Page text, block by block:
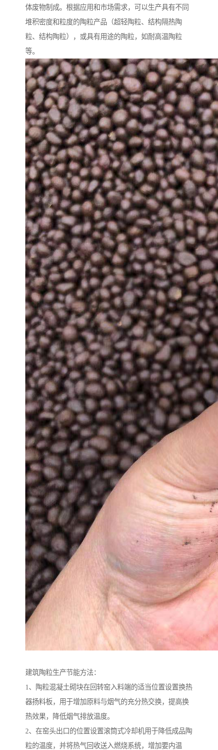
体废物制成。根据应用和市场需求，可以生产具有不同
堆积密度和粒度的陶粒产品（超轻陶粒、结构隔热陶
粒、结构陶粒），或具有用途的陶粒，如耐高温陶粒
等。
建筑陶粒生产节能方法：
1、陶粒混凝土砌块在回转窑入料端的适当位置设置换热
器扬料板，用于增加原料与烟气的充分热交换，提高换
热效果，降低烟气排放温度。
2、在窑头出口的位置设置滚筒式冷却机用于降低成品陶
粒的温度，并将热气回收送入燃烧系统，增加要内温